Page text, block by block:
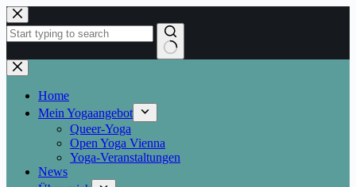
Skip
to
content
No
results
Home
Mein Yogaangebot
Queer-Yoga
Open Yoga Vienna
Yoga-Veranstaltungen
News